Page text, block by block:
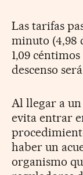
Las tarifas
minuto (4,98
1,09
descenso
Al llegar a un
evita entrar
haber un
organismo